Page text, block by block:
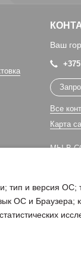
Ваш
Все
Карта
МЫ В
тип и версия ОС;
ОС и Браузера;